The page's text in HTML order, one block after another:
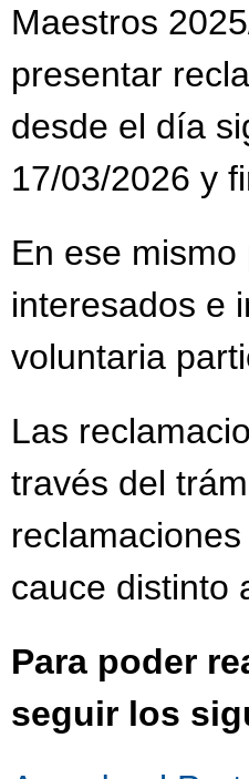
Maestros
presentar
desde el día
17/03/2026 y
En ese
interesados e
voluntaria
Las
través del
cauce distinto
Para poder
seguir los